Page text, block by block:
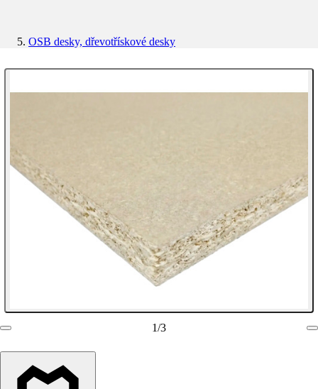
OSB desky, dřevotřískové desky
1/3